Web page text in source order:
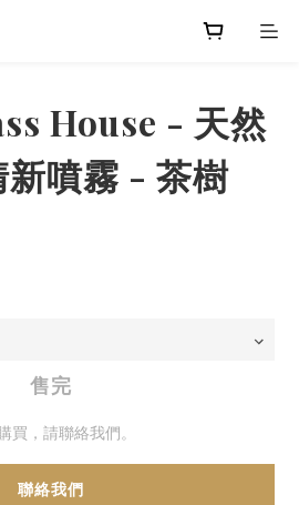
House - 天然
噴霧 - 茶樹
售完
買，請聯絡我們。
聯絡我們